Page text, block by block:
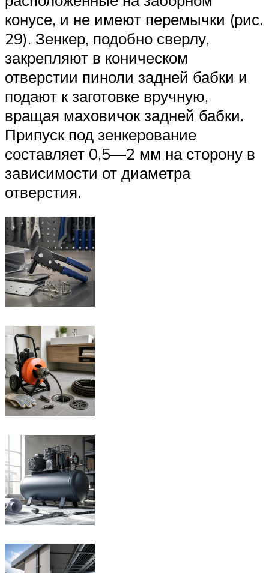
конусе, и не имеют перемычки (рис.
29). Зенкер, подобно сверлу,
закрепляют в коническом
отверстии пиноли задней бабки и
подают к заготовке вручную,
вращая маховичок задней бабки.
Припуск под зенкерование
составляет 0,5—2 мм на сторону в
зависимости от диаметра
отверстия.